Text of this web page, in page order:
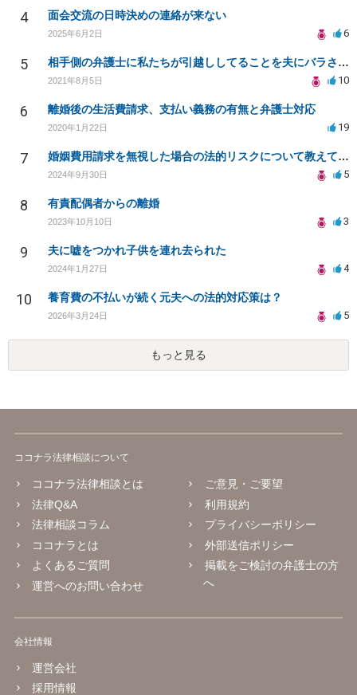
4 面会交流の日時決めの連絡が来ない
2025年6月2日 6
5 相手側の弁護士に私たちが引越ししてることを夫にバラされました。
2021年8月5日 10
6 離婚後の生活費請求、支払い義務の有無と弁護士対応
2020年1月22日 19
7 婚姻費用請求を無視した場合の法的リスクについて教えてください
2024年9月30日 5
8 有責配偶者からの離婚
2023年10月10日 3
9 夫に嘘をつかれ子供を連れ去られた
2024年1月27日 4
10 養育費の不払いが続く元夫への法的対応策は？
2026年3月24日 5
もっと見る
ココナラ法律相談について
ココナラ法律相談とは
法律Q&A
法律相談コラム
ココナラとは
よくあるご質問
運営へのお問い合わせ
ご意見・ご要望
利用規約
プライバシーポリシー
外部送信ポリシー
掲載をご検討の弁護士の方
へ
会社情報
運営会社
採用情報